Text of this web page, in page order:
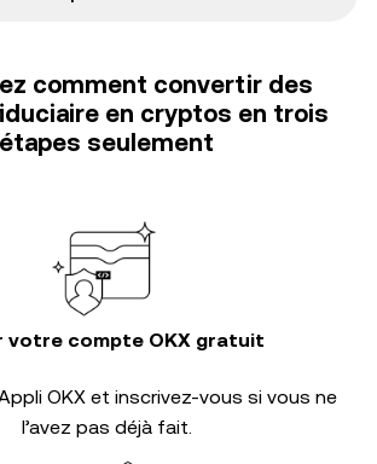
comment convertir des
en cryptos en trois
étapes seulement
votre compte OKX gratuit
OKX et inscrivez-vous si vous ne
l’avez pas déjà fait.